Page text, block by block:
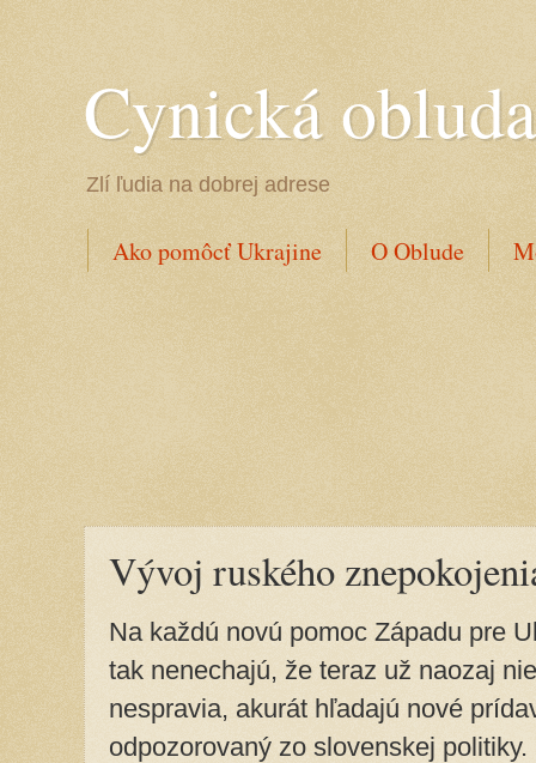
Cynická obluda
Zlí ľudia na dobrej adrese
Ako pomôcť Ukrajine O Oblude
Vývoj ruského
Na každú novú pomoc Západu pre
tak nenechajú, že teraz už naozaj
nespravia, akurát hľadajú nové
odpozorovaný zo slovenskej politiky.